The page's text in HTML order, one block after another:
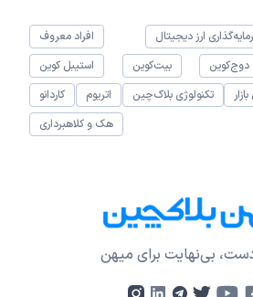
ارز دیجیتال
افراد معروف
دوج‌کوین بیت‌کوین
استیبل کوین
تکنولوژی بلاک‌چین اتریوم
کاردانو
هک و کلاهبرداری
بی‌نهایت برای میهن